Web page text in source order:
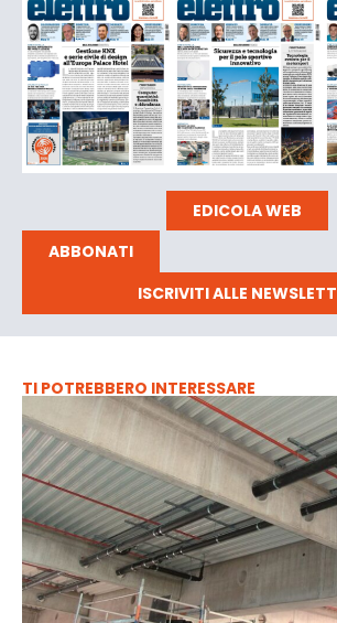
EDICOLA WEB
ABBONATI
ISCRIVITI ALLE
TI POTREBBERO INTERESSARE